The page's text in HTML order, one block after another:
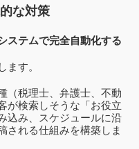
な対策
ステムで完全自動化する
ます。
（税理士、弁護士、不動
が検索しそうな「お役立
込み、スケジュールに沿
される仕組みを構築しま